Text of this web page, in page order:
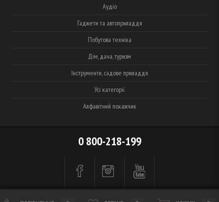
Аудіо
Гаджети та автоприладдя
Побутова техніка
Дім, дача, туризм
Інструменти, садове приладдя
Усі категорії
Алфавітний покажчик
0 800-218-199